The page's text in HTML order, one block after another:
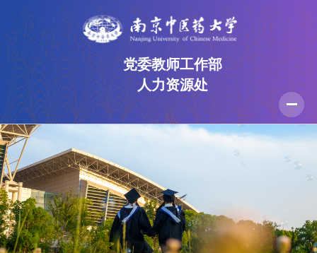
党委教师工作部
人力资源处
首页
部门介绍
规章制度
人才招聘
党建工作
师德师风